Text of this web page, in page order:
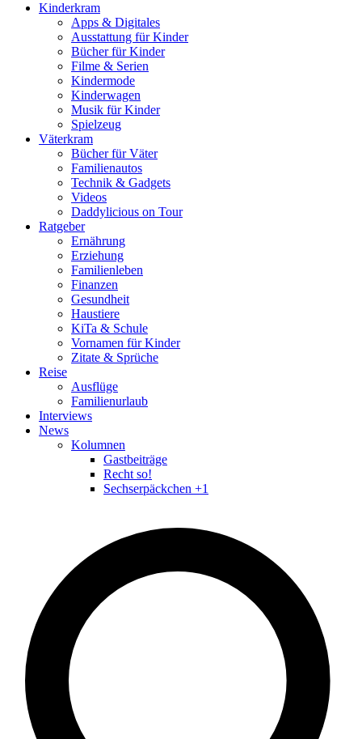
Kinderkram
Apps & Digitales
Ausstattung für Kinder
Bücher für Kinder
Filme & Serien
Kindermode
Kinderwagen
Musik für Kinder
Spielzeug
Väterkram
Bücher für Väter
Familienautos
Technik & Gadgets
Videos
Daddylicious on Tour
Ratgeber
Ernährung
Erziehung
Familienleben
Finanzen
Gesundheit
Haustiere
KiTa & Schule
Vornamen für Kinder
Zitate & Sprüche
Reise
Ausflüge
Familienurlaub
Interviews
News
Kolumnen
Gastbeiträge
Recht so!
Sechserpäckchen +1